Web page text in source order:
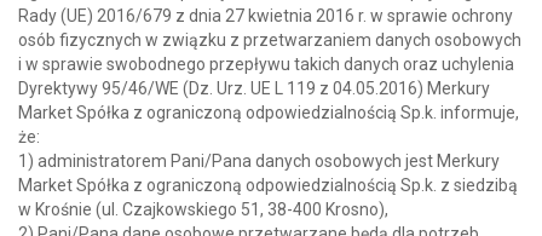
Rady (UE) 2016/679 z dnia 27 kwietnia 2016 r. w sprawie ochrony
osób fizycznych w związku z przetwarzaniem danych osobowych
i w sprawie swobodnego przepływu takich danych oraz uchylenia
Dyrektywy 95/46/WE (Dz. Urz. UE L 119 z 04.05.2016) Merkury
Market Spółka z ograniczoną odpowiedzialnością Sp.k. informuje,
że:
1) administratorem Pani/Pana danych osobowych jest Merkury
Market Spółka z ograniczoną odpowiedzialnością Sp.k. z siedzibą
w Krośnie (ul. Czajkowskiego 51, 38-400 Krosno),